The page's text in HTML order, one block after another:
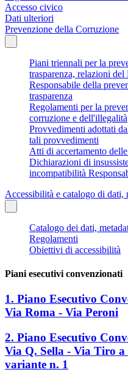
Accesso civico
Dati ulteriori
Prevenzione della Corruzione
Piani triennali per la
trasparenza, relazioni del
Responsabile della
trasparenza
Regolamenti per la
corruzione e dell'illegalità
Provvedimenti adottati
tali provvedimenti
Atti di accertamento
Dichiarazioni di
incompatibilità
Accessibilità e catalogo di dati,
Catalogo dei dati,
Regolamenti
Obiettivi di accessibilità
Piani esecutivi convenzionati
1. Piano Esecutivo
Via Roma - Via Peroni
2. Piano Esecutivo
Via Q. Sella - Via Tiro a
variante n. 1